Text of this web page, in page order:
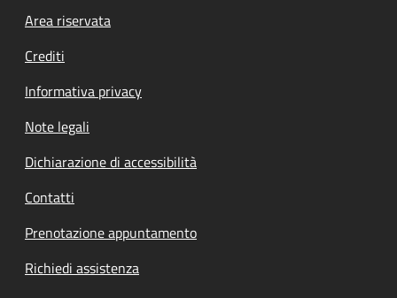
Footer menu
Area riservata
Crediti
Informativa privacy
Note legali
Dichiarazione di accessibilità
Contatti
Prenotazione appuntamento
Richiedi assistenza